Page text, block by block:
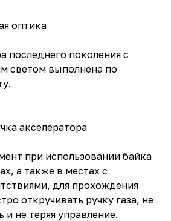
оптика
последнего поколения с
светом выполнена по
акселератора
при использовании байка
а также в местах с
для прохождения
откручивать ручку газа, не
и не теряя управление.